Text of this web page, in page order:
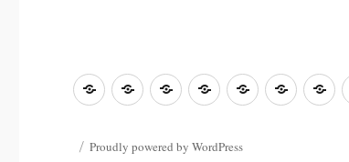
초
홈
좋
과
좋
사
자
Proudly powered by WordPress